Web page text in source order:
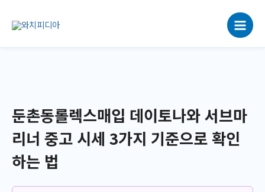
로
둔촌동롤렉스매입 데이토나와 서브마
리너 중고 시세 3가지 기준으로 확인
하는 법